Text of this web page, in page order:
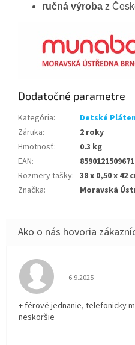
ručná výroba z
Dodatočné parametre
Kategória:
Detské
Záruka:
2 roky
Hmotnosť:
0.3 kg
EAN:
8590121509671
Rozmery tašky: 38 x 0,50 x 42
Značka: Moravská
Hodnotenie
6.9.2025
+ férové jednanie, telefonicky
neskoršie